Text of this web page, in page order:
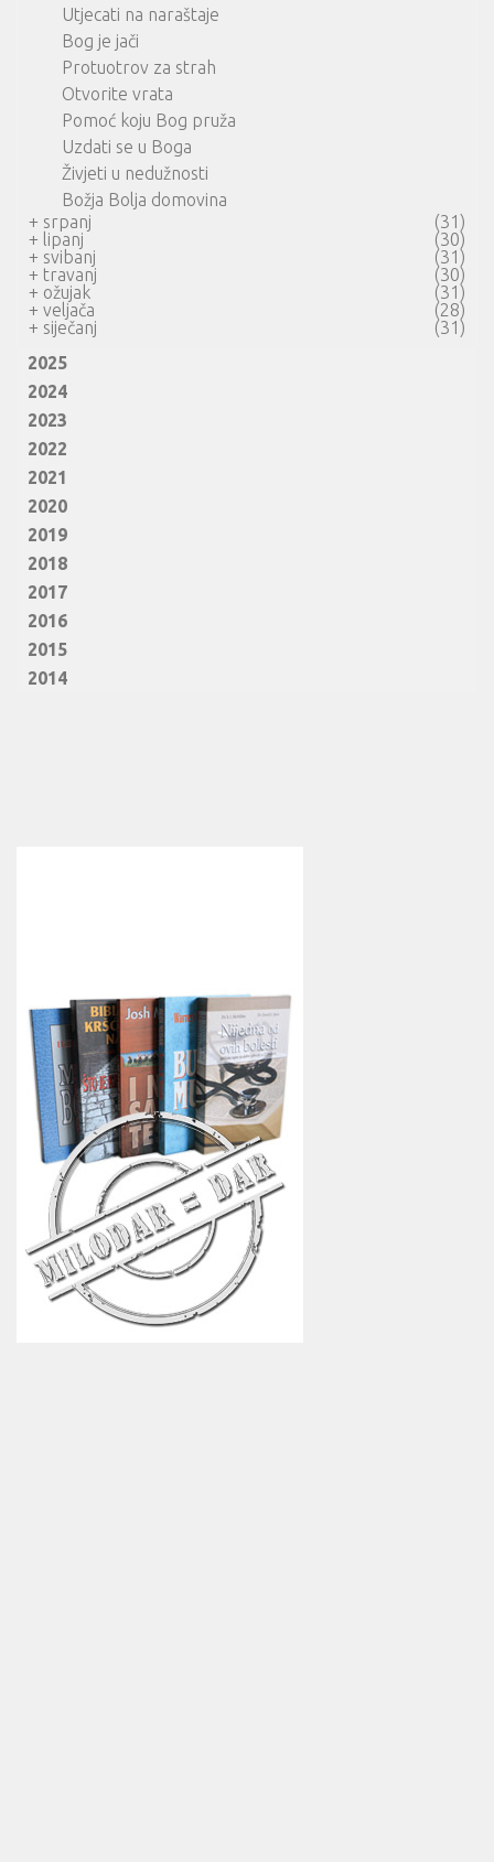
Utjecati na naraštaje
Bog je jači
Protuotrov za strah
Otvorite vrata
Pomoć koju Bog pruža
Uzdati se u Boga
Živjeti u nedužnosti
Božja Bolja domovina
+ srpanj
(31)
+ lipanj
(30)
+ svibanj
(31)
+ travanj
(30)
+ ožujak
(31)
+ veljača
(28)
+ siječanj
(31)
2025
2024
2023
2022
2021
2020
2019
2018
2017
2016
2015
2014